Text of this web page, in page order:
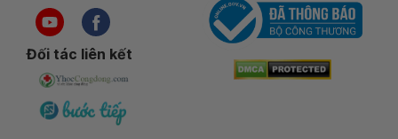
Đối tác liên kết